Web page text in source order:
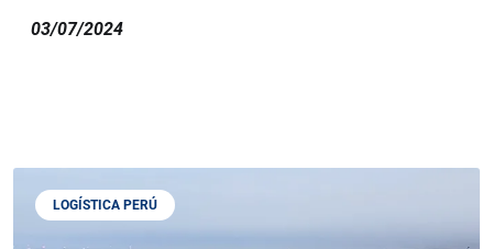
03/07/2024
LOGÍSTICA PERÚ